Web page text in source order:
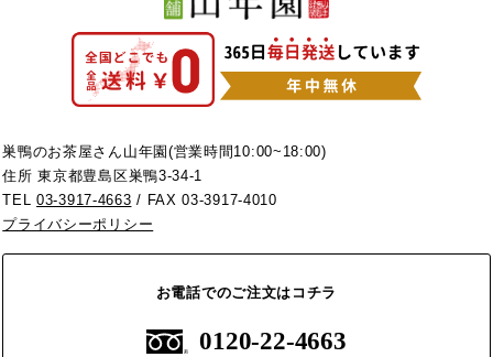
巣鴨のお茶屋さん山年園(営業時間10:00~18:00)
住所 東京都豊島区巣鴨3-34-1
TEL03-3917-4663 / FAX 03-3917-4010
プライバシーポリシー
お電話でのご注文はコチラ
0120-22-4663